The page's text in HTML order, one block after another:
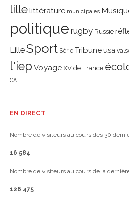
lillelittérature municipales
politique rugby Russie
LilleSport Série Tribune usa
l'iep Voyage XV de France
CA
EN DIRECT
Nombre de visiteurs au cours des 30
16 584
Nombre de visiteurs au cours de la
126 475